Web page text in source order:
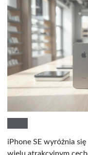
iPhone SE wyróżnia